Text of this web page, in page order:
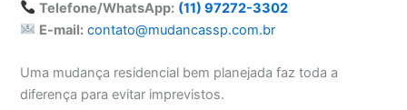
Telefone/WhatsApp: (11) 97272-3302
E-mail: contato@mudancassp.com.br
Uma mudança residencial bem planejada faz toda a
diferença para evitar imprevistos.